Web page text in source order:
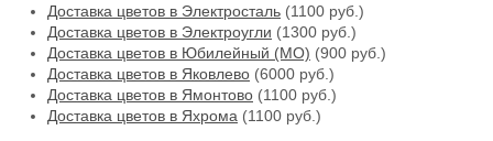
Доставка цветов в Электросталь (1100 руб.)
Доставка цветов в Электроугли (1300 руб.)
Доставка цветов в Юбилейный (МО) (900 руб.)
Доставка цветов в Яковлево (6000 руб.)
Доставка цветов в Ямонтово (1100 руб.)
Доставка цветов в Яхрома (1100 руб.)